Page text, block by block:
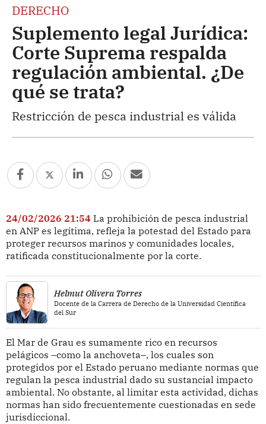
DERECHO
Suplemento legal Jurídica:
Corte Suprema respalda
regulación ambiental. ¿De
qué se trata?
Restricción de pesca industrial es válida
24/02/2026 21:54 La prohibición de pesca industrial
en ANP es legítima, refleja la potestad del Estado para
proteger recursos marinos y comunidades locales,
ratificada constitucionalmente por la corte.
Helmut Olivera Torres
Docente de la Carrera de Derecho de la Universidad Científica
del Sur
El Mar de Grau es sumamente rico en recursos
pelágicos –como la anchoveta–, los cuales son
protegidos por el Estado peruano mediante normas que
regulan la pesca industrial dado su sustancial impacto
ambiental. No obstante, al limitar esta actividad, dichas
normas han sido frecuentemente cuestionadas en sede
jurisdiccional.